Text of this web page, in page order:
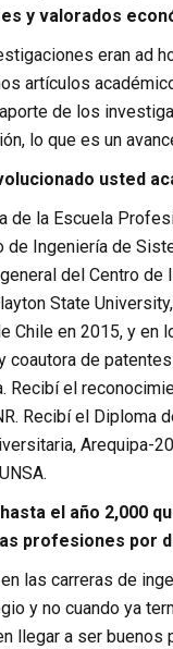
y valorados
eran ad
artículos
de los
lo que es un
usted
de la Escuela
de Ingeniería de
del Centro de
State
Chile en 2015, y en
coautora de
Recibí el
Recibí el Diploma
Arequipa-
el año 2,000
profesiones por
las carreras de
y no cuando ya
llegar a ser buenos